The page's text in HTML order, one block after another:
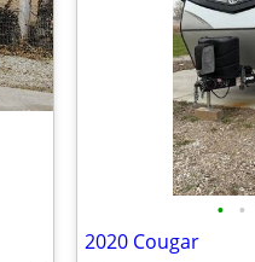
• •
2020 Cougar